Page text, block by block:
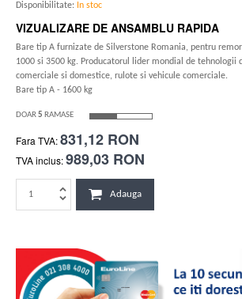
Disponibilitate: In stoc
VIZUALIZARE DE ANSAMBLU RAPIDA
Bare tip A furnizate de Silverstone Romania, pentru
1000 si 3500 kg. Producatorul lider mondial de tehnologii
comerciale si domestice, rulote si vehicule comerciale.
Bare tip A - 1600 kg
DOAR5 RAMASE
Fara TVA:831,12 RON
TVA inclus:989,03 RON
Adauga